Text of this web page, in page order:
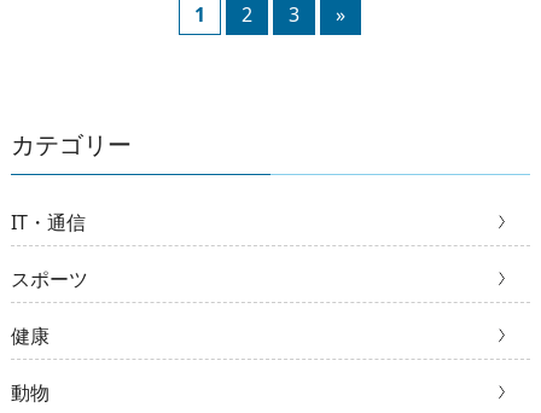
1 2 3 »
カテゴリー
IT・通信
スポーツ
健康
動物